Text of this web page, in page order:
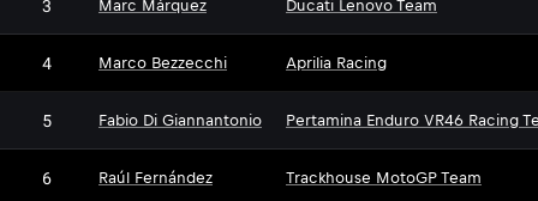
3 Marc Márquez Ducati Lenovo Team
4 Marco Bezzecchi Aprilia Racing
5 Fabio Di Giannantonio Pertamina Enduro VR46 Racing
6 Raúl Fernández Trackhouse MotoGP Team